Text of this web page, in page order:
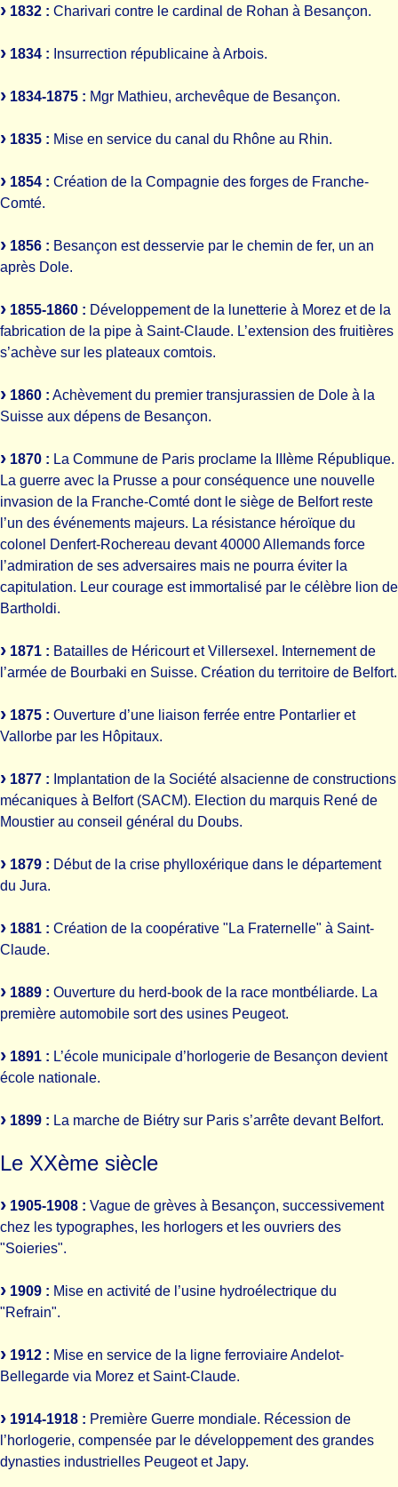
1832 : Charivari contre le cardinal de Rohan à Besançon.
1834 : Insurrection républicaine à Arbois.
1834-1875 : Mgr Mathieu, archevêque de Besançon.
1835 : Mise en service du canal du Rhône au Rhin.
1854 : Création de la Compagnie des forges de Franche-
Comté.
1856 : Besançon est desservie par le chemin de fer, un an
après Dole.
1855-1860 : Développement de la lunetterie à Morez et de la
fabrication de la pipe à Saint-Claude. L’extension des fruitières
s’achève sur les plateaux comtois.
1860 : Achèvement du premier transjurassien de Dole à la
Suisse aux dépens de Besançon.
1870 : La Commune de Paris proclame la IIIème République.
La guerre avec la Prusse a pour conséquence une nouvelle
invasion de la Franche-Comté dont le siège de Belfort reste
l’un des événements majeurs. La résistance héroïque du
colonel Denfert-Rochereau devant 40000 Allemands force
l’admiration de ses adversaires mais ne pourra éviter la
capitulation. Leur courage est immortalisé par le célèbre lion de
Bartholdi.
1871 : Batailles de Héricourt et Villersexel. Internement de
l’armée de Bourbaki en Suisse. Création du territoire de Belfort.
1875 : Ouverture d’une liaison ferrée entre Pontarlier et
Vallorbe par les Hôpitaux.
1877 : Implantation de la Société alsacienne de constructions
mécaniques à Belfort (SACM). Election du marquis René de
Moustier au conseil général du Doubs.
1879 : Début de la crise phylloxérique dans le département
du Jura.
1881 : Création de la coopérative "La Fraternelle" à Saint-
Claude.
1889 : Ouverture du herd-book de la race montbéliarde. La
première automobile sort des usines Peugeot.
1891 : L’école municipale d’horlogerie de Besançon devient
école nationale.
1899 : La marche de Biétry sur Paris s’arrête devant Belfort.
Le XXème siècle
1905-1908 : Vague de grèves à Besançon, successivement
chez les typographes, les horlogers et les ouvriers des
"Soieries".
1909 : Mise en activité de l’usine hydroélectrique du
"Refrain".
1912 : Mise en service de la ligne ferroviaire Andelot-
Bellegarde via Morez et Saint-Claude.
1914-1918 : Première Guerre mondiale. Récession de
l’horlogerie, compensée par le développement des grandes
dynasties industrielles Peugeot et Japy.